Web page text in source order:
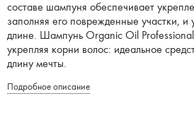
составе шампуня обеспечивает
заполняя его поврежденные участки, и
длине. Шампунь Organic Oil
укрепляя корни волос: идеальное
длину мечты.
Подробное описание